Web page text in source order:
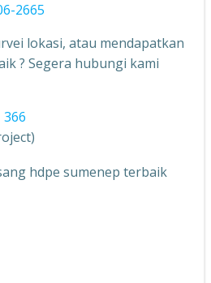
2665
lokasi, atau mendapatkan
? Segera hubungi kami
366